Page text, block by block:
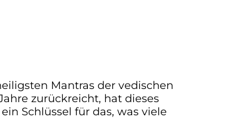
Mantras der vedischen
zurückreicht, hat dieses
Schlüssel für das, was viele